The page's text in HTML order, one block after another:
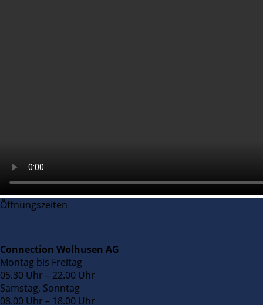
Öffnungszeiten
Connection Wolhusen AG
Montag bis Freitag
05.30 Uhr – 22.00 Uhr
Samstag, Sonntag
08.00 Uhr – 18.00 Uhr